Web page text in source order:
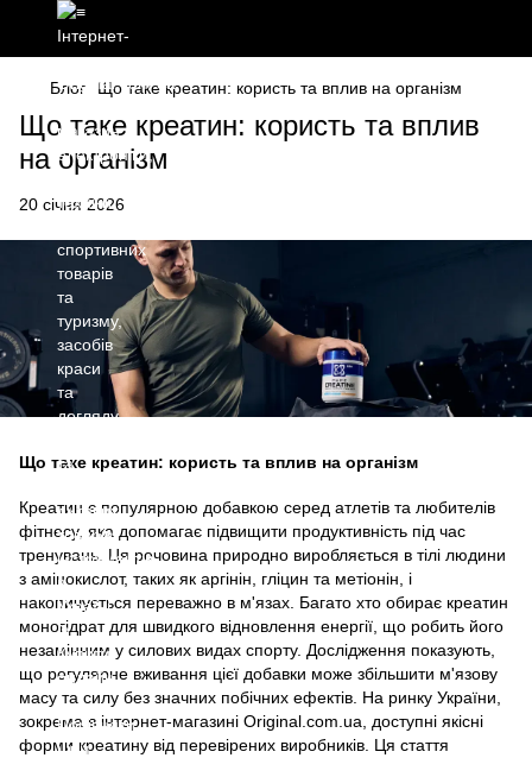
Блог Що таке креатин: користь та вплив на організм
Що таке креатин: користь та вплив
на організм
20 січня 2026
Що таке креатин: користь та вплив на організм
Креатин є популярною добавкою серед атлетів та любителів
фітнесу, яка допомагає підвищити продуктивність під час
тренувань. Ця речовина природно виробляється в тілі людини
з амінокислот, таких як аргінін, гліцин та метіонін, і
накопичується переважно в м'язах. Багато хто обирає креатин
моногідрат для швидкого відновлення енергії, що робить його
незамінним у силових видах спорту. Дослідження показують,
що регулярне вживання цієї добавки може збільшити м'язову
масу та силу без значних побічних ефектів. На ринку України,
зокрема в інтернет-магазині Original.com.ua, доступні якісні
форми креатину від перевірених виробників. Ця стаття